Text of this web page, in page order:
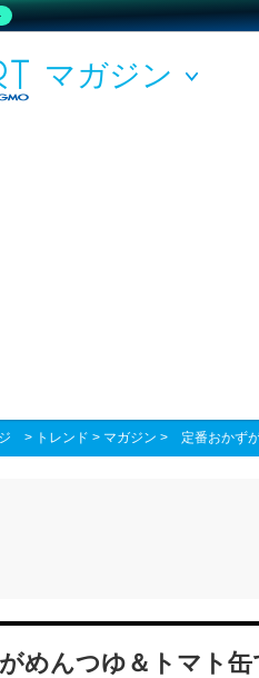
マガジン
> トレンド > マガジン > 定番おかず
めんつゆ＆トマト